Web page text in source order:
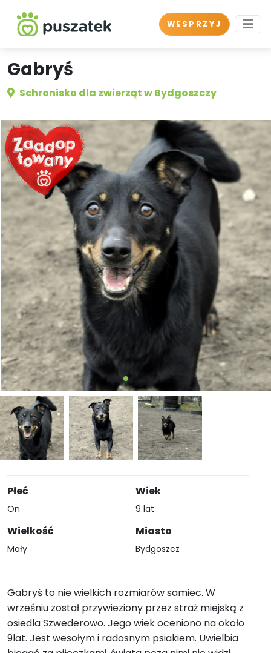
WESPRZYJ
Gabryś
Schronisko dla zwierząt w Bydgoszczy
Płeć
On
Wielkość
Mały
Wiek
9 lat
Miasto
Bydgoszcz
Gabryś to nie wielkich rozmiarów samiec. W
wrześniu został przywieziony przez straż miejską z
osiedla Szwederowo. Jego wiek oceniono na około
9lat. Jest wesołym i radosnym psiakiem. Uwielbia